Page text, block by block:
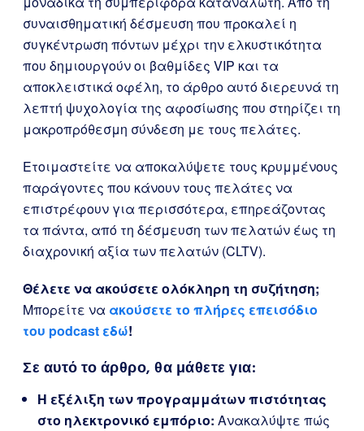
συναισθηματική δέσμευση που προκαλεί η
συγκέντρωση πόντων μέχρι την ελκυστικότητα
που δημιουργούν οι βαθμίδες VIP και τα
αποκλειστικά οφέλη, το άρθρο αυτό διερευνά τη
λεπτή ψυχολογία της αφοσίωσης που στηρίζει τη
μακροπρόθεσμη σύνδεση με τους πελάτες.
Ετοιμαστείτε να αποκαλύψετε τους κρυμμένους
παράγοντες που κάνουν τους πελάτες να
επιστρέφουν για περισσότερα, επηρεάζοντας
τα πάντα, από τη δέσμευση των πελατών έως τη
διαχρονική αξία των πελατών (CLTV).
Θέλετε να ακούσετε ολόκληρη τη συζήτηση;
Μπορείτε να ακούσετε το πλήρες επεισόδιο
του podcast εδώ!
Σε αυτό το άρθρο, θα μάθετε για:
Η εξέλιξη των προγραμμάτων πιστότητας
στο ηλεκτρονικό εμπόριο: Ανακαλύψτε πώς